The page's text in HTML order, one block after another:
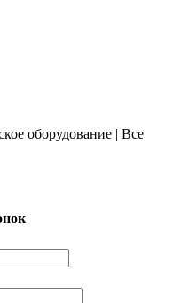
оборудование | Все